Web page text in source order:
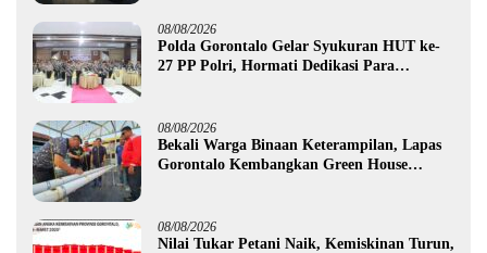
08/08/2026
Polda Gorontalo Gelar Syukuran HUT ke-
27 PP Polri, Hormati Dedikasi Para
08/08/2026
Bekali Warga Binaan Keterampilan, Lapas
Gorontalo Kembangkan Green House
08/08/2026
Nilai Tukar Petani Naik, Kemiskinan Turun,